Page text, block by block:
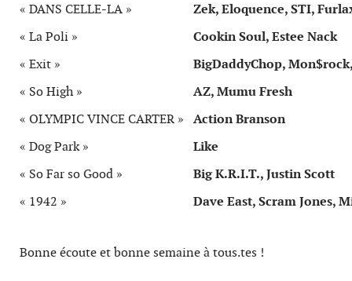
« DANS CELLE-LA »
Zek, Eloquence, STI,
« La Poli »
Cookin Soul, Estee Nack
« Exit »
BigDaddyChop,
« So High »
AZ, Mumu Fresh
« OLYMPIC VINCE CARTER »
Action Branson
« Dog Park »
Like
« So Far so Good »
Big K.R.I.T., Justin Scott
« 1942 »
Dave East, Scram Jones,
Bonne écoute et bonne semaine à tous.tes !